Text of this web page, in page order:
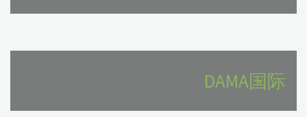
究
业
的"
DAMA国际